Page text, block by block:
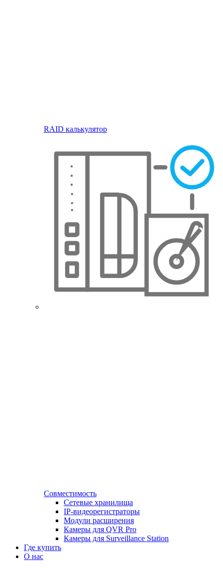
RAID калькулятор
Совместимость
Сетевые хранилища
IP-видеорегистраторы
Модули расширения
Камеры для QVR Pro
Камеры для Surveillance Station
Где купить
О нас